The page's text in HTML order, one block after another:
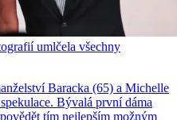
umlčela všechny
Baracka (65) a Michelle
Bývalá první dáma
tím nejlepším možným